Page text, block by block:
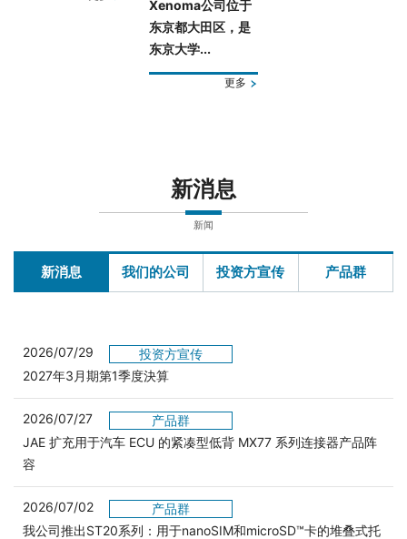
Xenoma公司位于
东京都大田区，是
东京大学...
更多
新消息
新闻
新消息 我们的公司 投资方宣传 产品群
2026/07/29
投资方宣传
2027年3月期第1季度決算
2026/07/27
产品群
JAE 扩充用于汽车 ECU 的紧凑型低背 MX77 系列连接器产品阵
容
2026/07/02
产品群
我公司推出ST20系列：用于nanoSIM和microSD™卡的堆叠式托